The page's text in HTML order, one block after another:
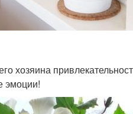
хозяина
эмоции!